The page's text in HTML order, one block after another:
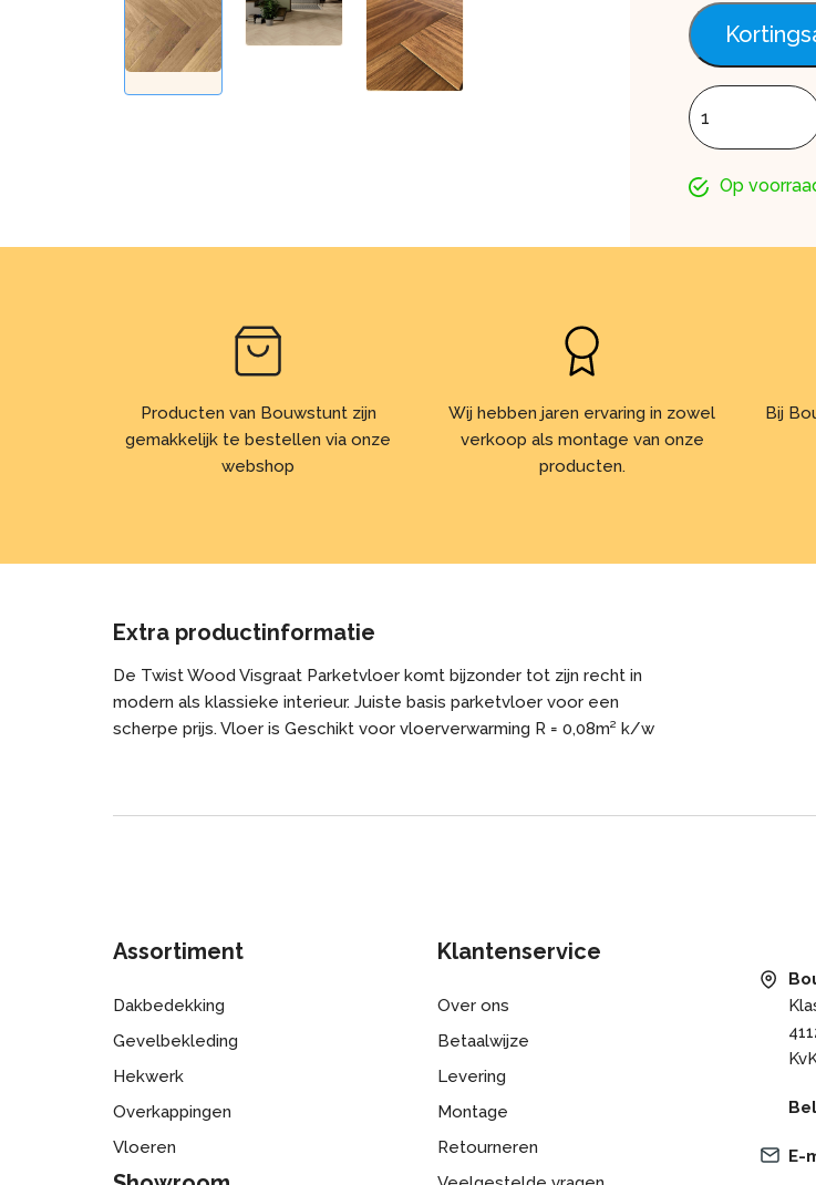
Eiken Visgraat
Op
Producten van Bouwstunt zijn
gemakkelijk te bestellen via onze
webshop
Wij hebben jaren ervaring in zowel
verkoop als montage van onze
producten.
Bij
Extra productinformatie
De Twist Wood Visgraat Parketvloer komt bijzonder tot zijn recht in
modern als klassieke interieur. Juiste basis parketvloer voor een
scherpe prijs. Vloer is Geschikt voor vloerverwarming R = 0,08m² k/w
Assortiment
Dakbedekking
Gevelbekleding
Hekwerk
Overkappingen
Vloeren
Klantenservice
Over ons
Betaalwijze
Levering
Montage
Retourneren
Bel
E-